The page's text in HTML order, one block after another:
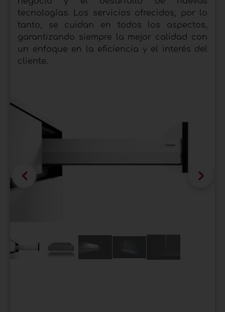
tecnologías. Los servicios ofrecidos, por lo
tanto, se cuidan en todos los aspectos,
garantizando siempre la mejor calidad con
un enfoque en la eficiencia y el interés del
cliente.